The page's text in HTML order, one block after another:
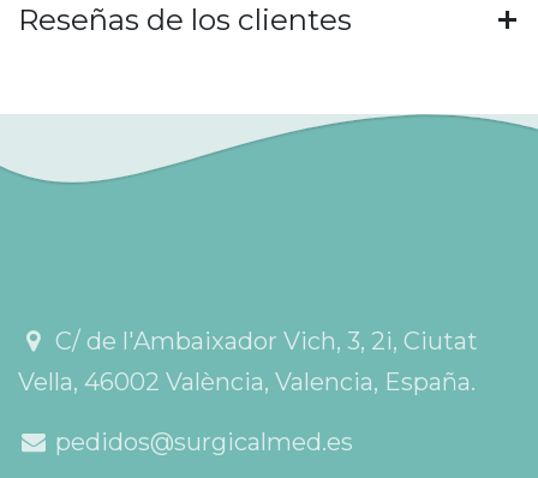
Reseñas de los clientes
C/ de l'Ambaixador Vich, 3, 2i, Ciutat
Vella, 46002 València, Valencia, España.
pedidos@surgicalmed.es